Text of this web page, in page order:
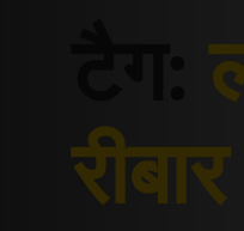
रीबार